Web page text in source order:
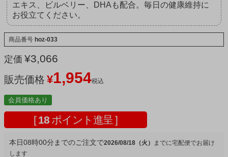
エキス、ビルベリー、DHAも配合。毎日の健康維持に
お役立てください。
商品番号 hoz-033
定価 ¥3,066
販売価格 ¥1,954税込
会員価格あり
[ 18 ポイント進呈 ]
本日08時00分 までのご注文で2026/08/18（火） 宅配便